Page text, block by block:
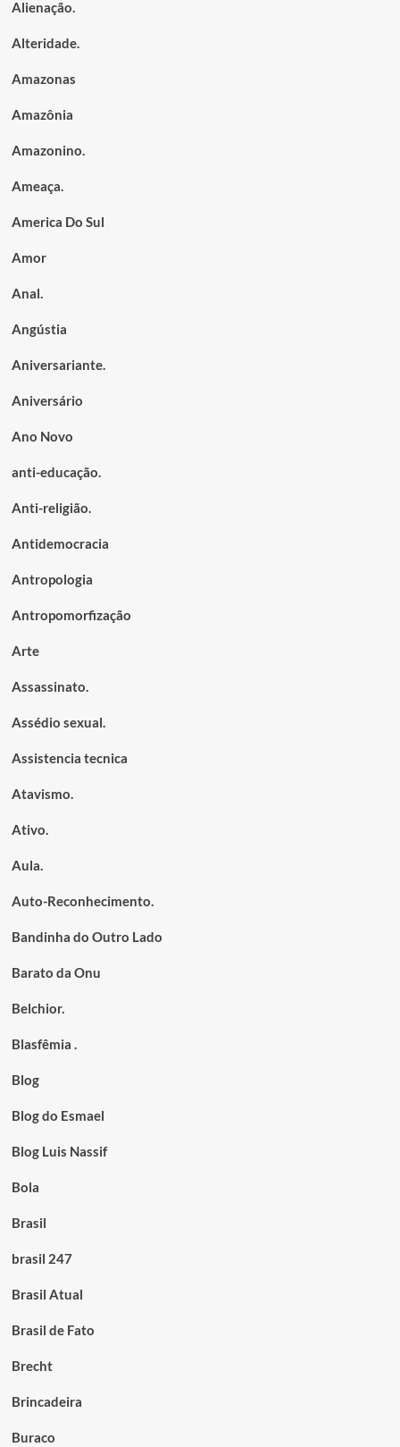
Alienação.
Alteridade.
Amazonas
Amazônia
Amazonino.
Ameaça.
America Do Sul
Amor
Anal.
Angústia
Aniversariante.
Aniversário
Ano Novo
anti-educação.
Anti-religião.
Antidemocracia
Antropologia
Antropomorfização
Arte
Assassinato.
Assédio sexual.
Assistencia tecnica
Atavismo.
Ativo.
Aula.
Auto-Reconhecimento.
Bandinha do Outro Lado
Barato da Onu
Belchior.
Blasfêmia .
Blog
Blog do Esmael
Blog Luis Nassif
Bola
Brasil
brasil 247
Brasil Atual
Brasil de Fato
Brecht
Brincadeira
Buraco